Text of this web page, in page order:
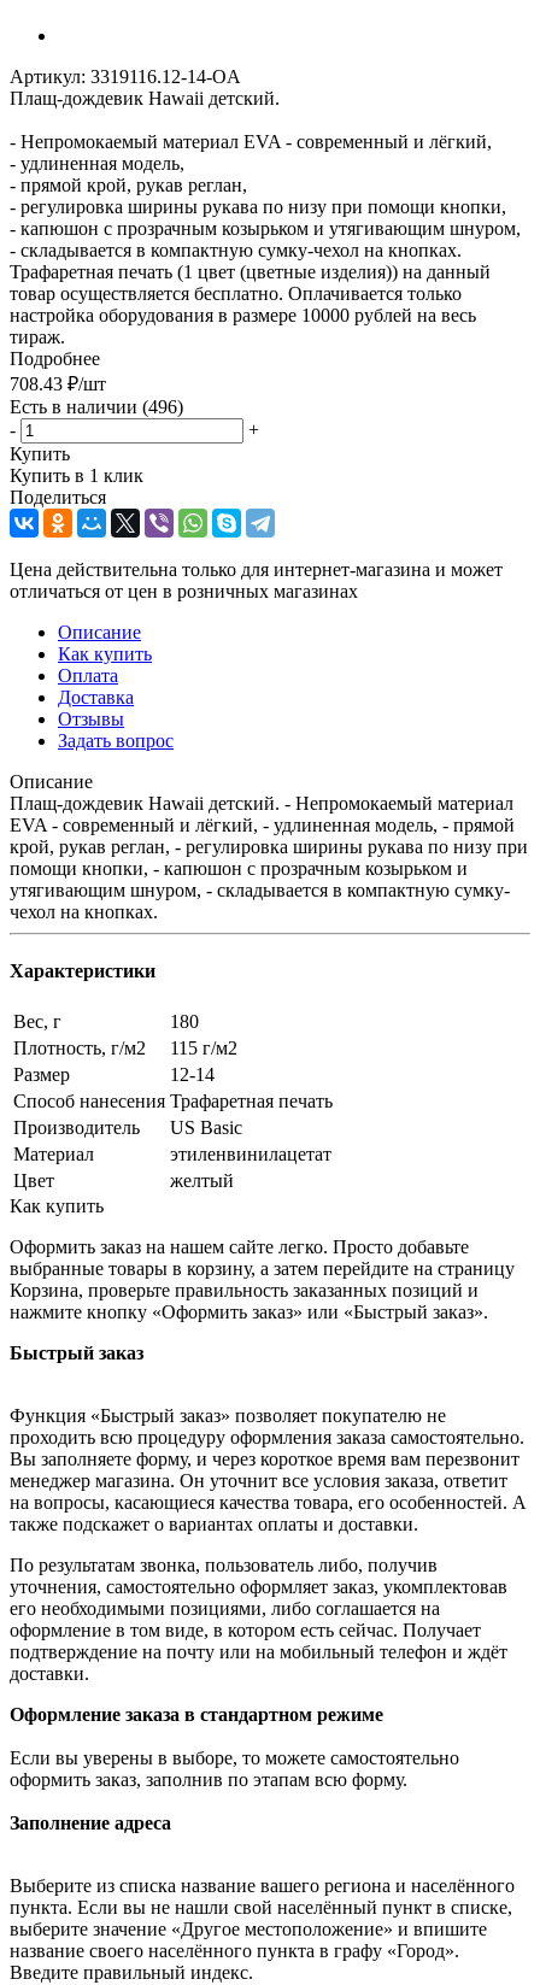
Артикул: 3319116.12-14-OA
Плащ-дождевик Hawaii детский.
- Непромокаемый материал EVA - современный и лёгкий,
- удлиненная модель,
- прямой крой, рукав реглан,
- регулировка ширины рукава по низу при помощи кнопки,
- капюшон с прозрачным козырьком и утягивающим шнуром,
- складывается в компактную сумку-чехол на кнопках.
Трафаретная печать (1 цвет (цветные изделия)) на данный
товар осуществляется бесплатно. Оплачивается только
настройка оборудования в размере 10000 рублей на весь
тираж.
Подробнее
708.43 ₽/шт
Есть в наличии (496)
-
+
Купить
Купить в 1 клик
Поделиться
Цена действительна только для интернет-магазина и может
отличаться от цен в розничных магазинах
Описание
Как купить
Оплата
Доставка
Отзывы
Задать вопрос
Описание
Плащ-дождевик Hawaii детский. - Непромокаемый материал
EVA - современный и лёгкий, - удлиненная модель, - прямой
крой, рукав реглан, - регулировка ширины рукава по низу при
помощи кнопки, - капюшон с прозрачным козырьком и
утягивающим шнуром, - складывается в компактную сумку-
чехол на кнопках.
Характеристики
Вес, г
180
Плотность, г/м2
115 г/м2
Размер
12-14
Способ нанесения Трафаретная печать
Производитель
US Basic
Материал
этиленвинилацетат
Цвет
желтый
Как купить
Оформить заказ на нашем сайте легко. Просто добавьте
выбранные товары в корзину, а затем перейдите на страницу
Корзина, проверьте правильность заказанных позиций и
нажмите кнопку «Оформить заказ» или «Быстрый заказ».
Быстрый заказ
Функция «Быстрый заказ» позволяет покупателю не
проходить всю процедуру оформления заказа самостоятельно.
Вы заполняете форму, и через короткое время вам перезвонит
менеджер магазина. Он уточнит все условия заказа, ответит
на вопросы, касающиеся качества товара, его особенностей. А
также подскажет о вариантах оплаты и доставки.
По результатам звонка, пользователь либо, получив
уточнения, самостоятельно оформляет заказ, укомплектовав
его необходимыми позициями, либо соглашается на
оформление в том виде, в котором есть сейчас. Получает
подтверждение на почту или на мобильный телефон и ждёт
доставки.
Оформление заказа в стандартном режиме
Если вы уверены в выборе, то можете самостоятельно
оформить заказ, заполнив по этапам всю форму.
Заполнение адреса
Выберите из списка название вашего региона и населённого
пункта. Если вы не нашли свой населённый пункт в списке,
выберите значение «Другое местоположение» и впишите
название своего населённого пункта в графу «Город».
Введите правильный индекс.